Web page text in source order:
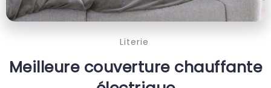
Literie
Meilleure couverture chauffante